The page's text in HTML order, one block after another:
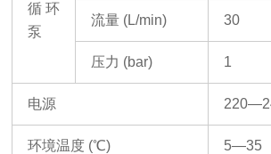
循环
泵
流量 (L/min) 30
压力 (bar) 1
电源 220—
环境温度 (℃) 5—35